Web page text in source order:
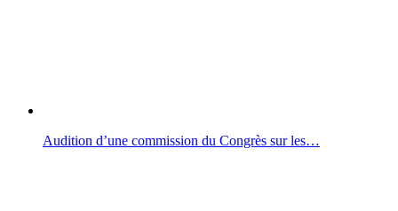
Audition d’une commission du Congrès sur les…